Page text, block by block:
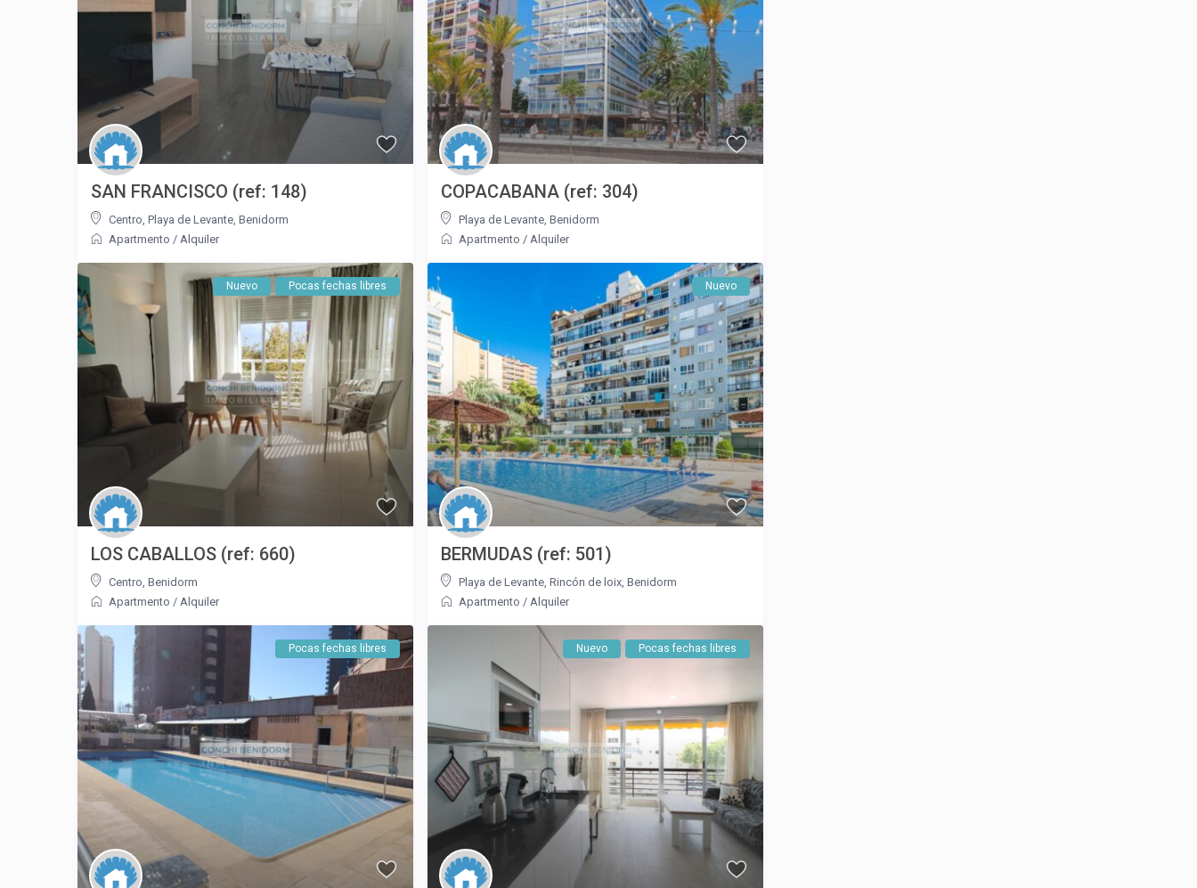
SAN FRANCISCO (ref: 148)
Centro Playa de Levante Benidorm
Apartmento / Alquiler
COPACABANA (ref: 304)
Playa de Levante Benidorm
Apartmento / Alquiler
Nuevo Pocas fechas libres
LOS CABALLOS (ref: 660)
Centro Benidorm
Apartmento / Alquiler
Nuevo
BERMUDAS (ref: 501)
Playa de Levante Rincón de loix Benidorm
Apartmento / Alquiler
Pocas fechas libres Nuevo Pocas fechas libres